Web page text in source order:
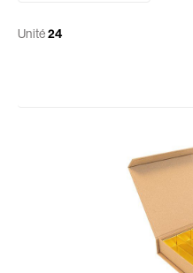
Unité24